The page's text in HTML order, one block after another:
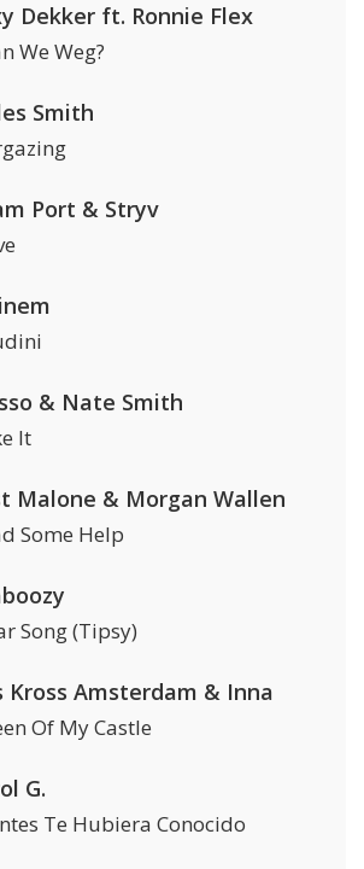
Dekker ft. Ronnie Flex
We Weg?
Smith
Port & Stryv
& Nate Smith
It
Malone & Morgan Wallen
Some Help
Song (Tipsy)
Kross Amsterdam & Inna
Of My Castle
G.
Te Hubiera Conocido